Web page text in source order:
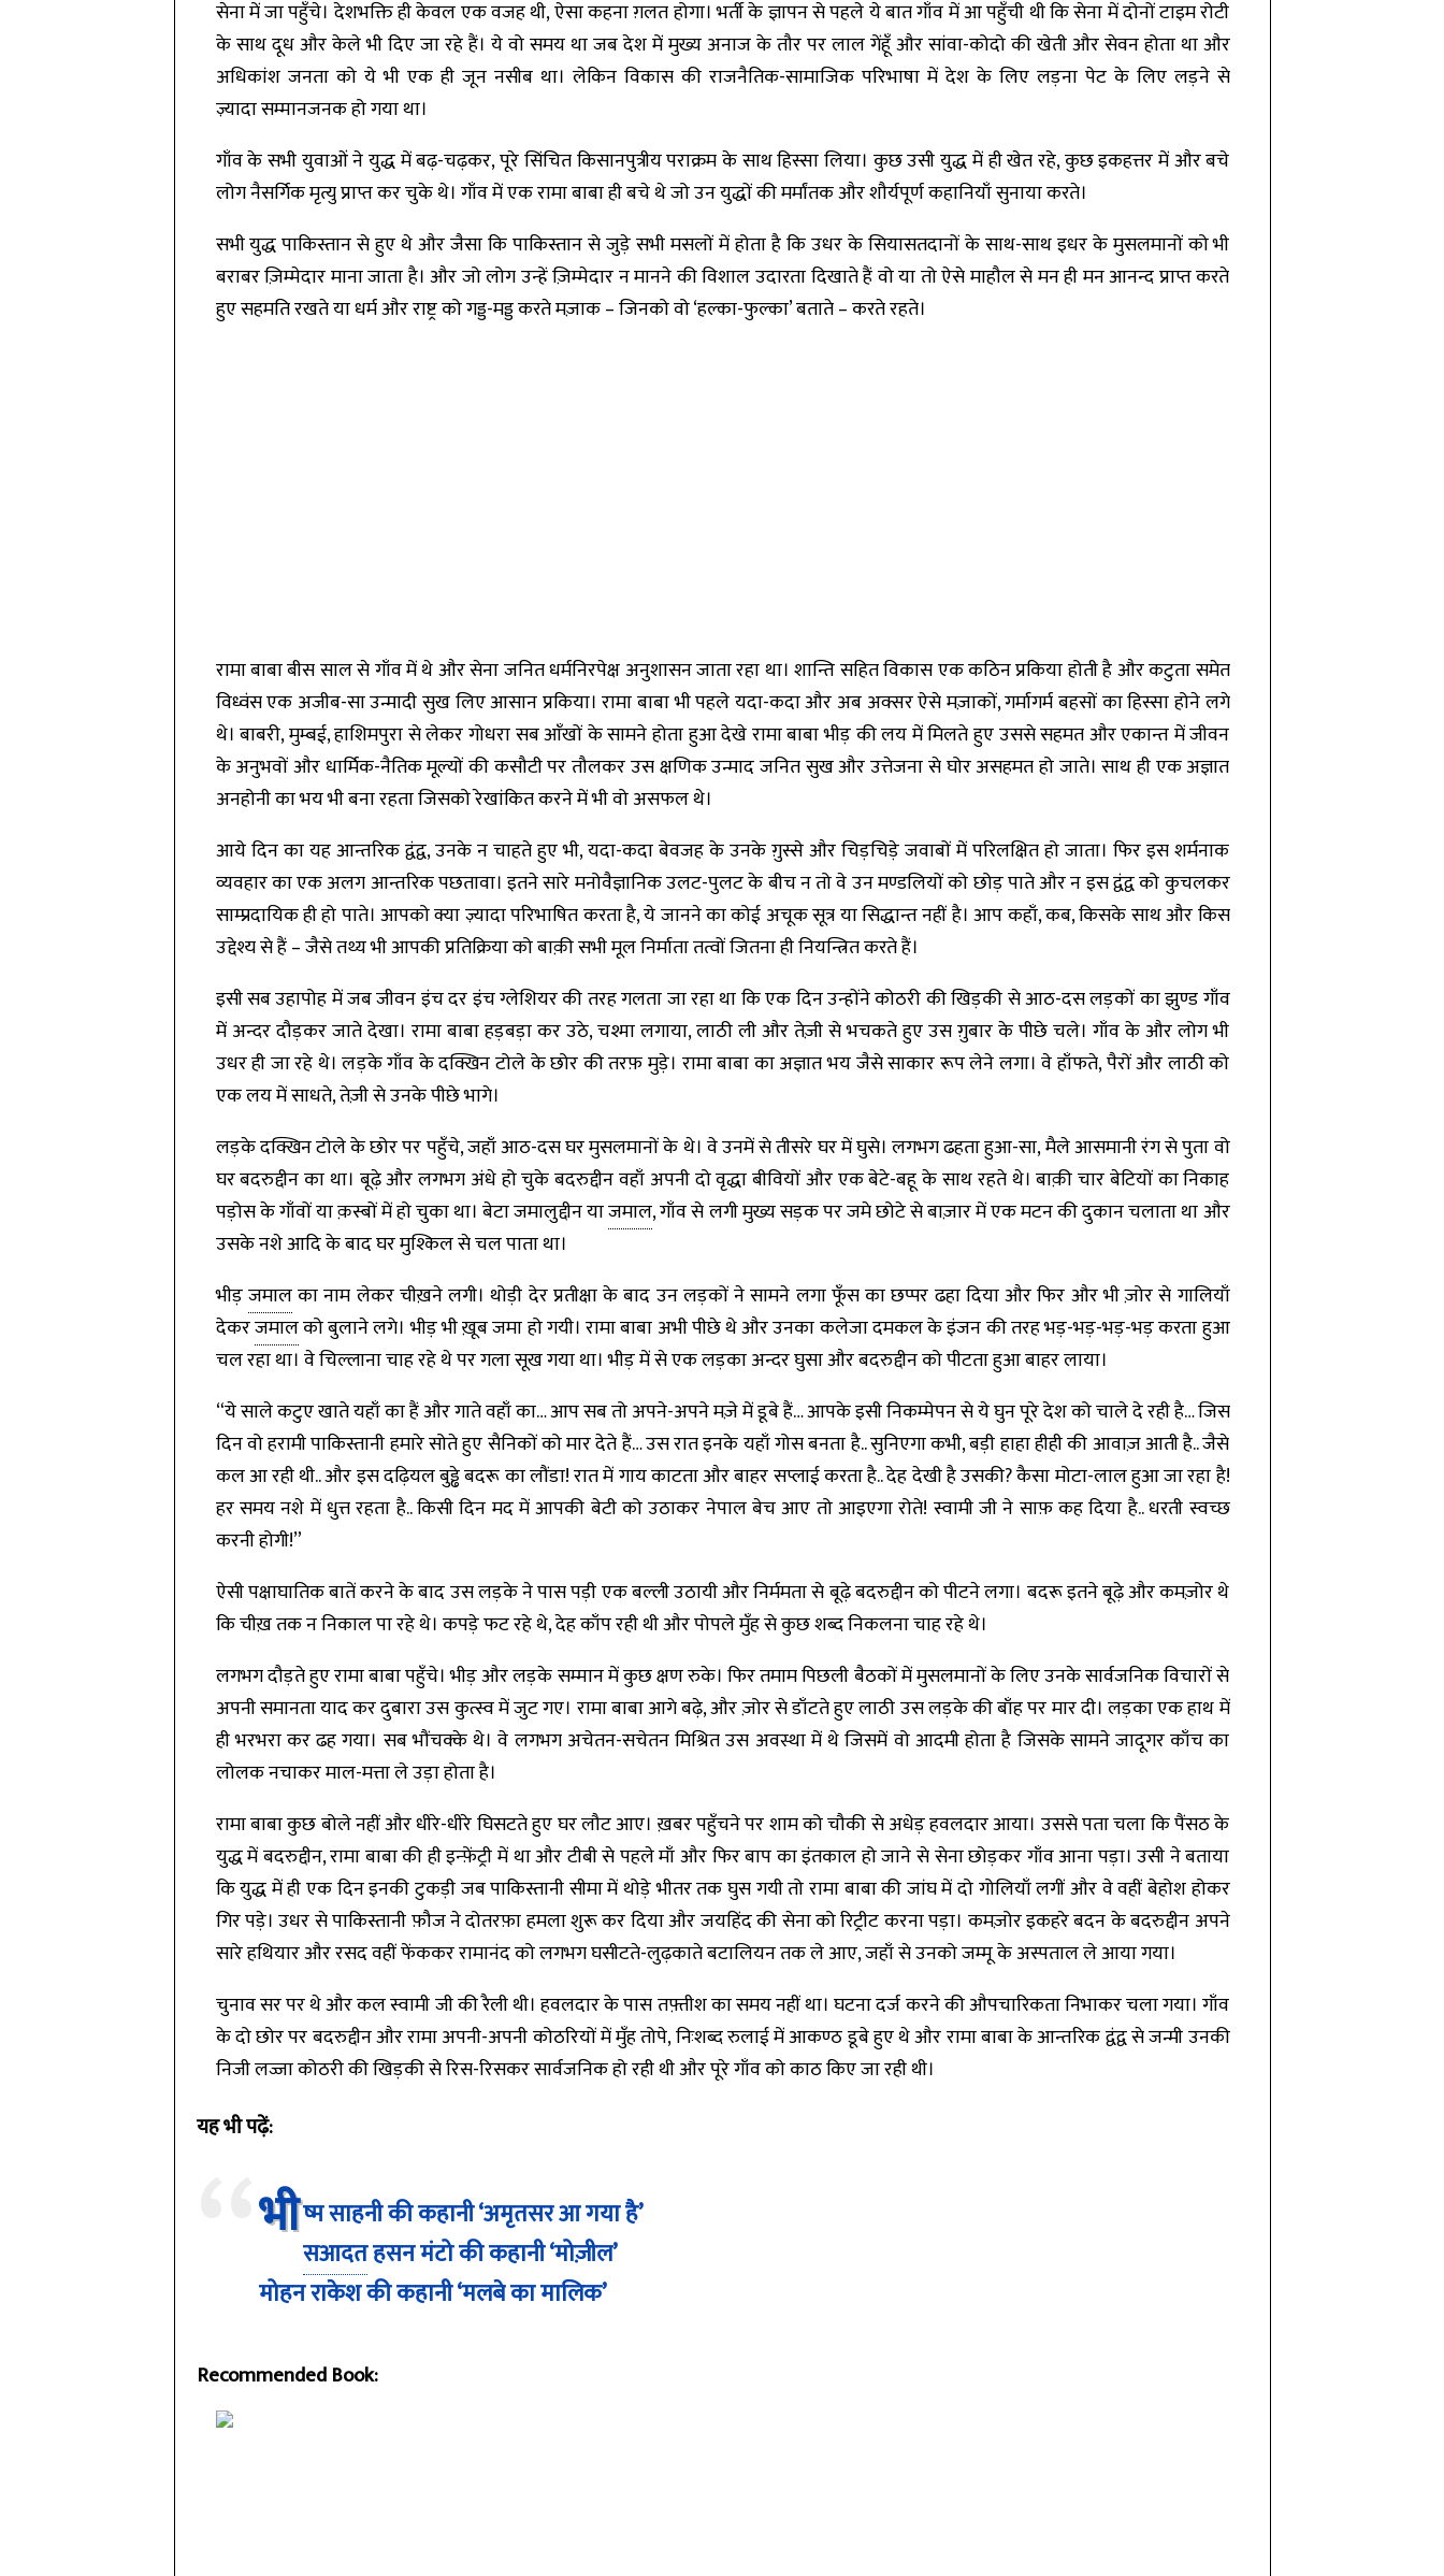
सेना में जा पहुँचे। देशभक्ति ही केवल एक वजह थी, ऐसा कहना ग़लत होगा। भर्ती के ज्ञापन से पहले ये बात गाँव में आ पहुँची थी कि सेना में दोनों टाइम रोटी
के साथ दूध और केले भी दिए जा रहे हैं। ये वो समय था जब देश में मुख्य अनाज के तौर पर लाल गेंहूँ और सांवा-कोदो की खेती और सेवन होता था और
अधिकांश जनता को ये भी एक ही जून नसीब था। लेकिन विकास की राजनैतिक-सामाजिक परिभाषा में देश के लिए लड़ना पेट के लिए लड़ने से
ज़्यादा सम्मानजनक हो गया था।
गाँव के सभी युवाओं ने युद्ध में बढ़-चढ़कर, पूरे सिंचित किसानपुत्रीय पराक्रम के साथ हिस्सा लिया। कुछ उसी युद्ध में ही खेत रहे, कुछ इकहत्तर में और बचे
लोग नैसर्गिक मृत्यु प्राप्त कर चुके थे। गाँव में एक रामा बाबा ही बचे थे जो उन युद्धों की मर्मांतक और शौर्यपूर्ण कहानियाँ सुनाया करते।
सभी युद्ध पाकिस्तान से हुए थे और जैसा कि पाकिस्तान से जुड़े सभी मसलों में होता है कि उधर के सियासतदानों के साथ-साथ इधर के मुसलमानों को भी
बराबर ज़िम्मेदार माना जाता है। और जो लोग उन्हें ज़िम्मेदार न मानने की विशाल उदारता दिखाते हैं वो या तो ऐसे माहौल से मन ही मन आनन्द प्राप्त करते
हुए सहमति रखते या धर्म और राष्ट्र को गड्ड-मड्ड करते मज़ाक – जिनको वो ‘हल्का-फुल्का’ बताते – करते रहते।
रामा बाबा बीस साल से गाँव में थे और सेना जनित धर्मनिरपेक्ष अनुशासन जाता रहा था। शान्ति सहित विकास एक कठिन प्रकिया होती है और कटुता समेत
विध्वंस एक अजीब-सा उन्मादी सुख लिए आसान प्रकिया। रामा बाबा भी पहले यदा-कदा और अब अक्सर ऐसे मज़ाकों, गर्मागर्म बहसों का हिस्सा होने लगे
थे। बाबरी, मुम्बई, हाशिमपुरा से लेकर गोधरा सब आँखों के सामने होता हुआ देखे रामा बाबा भीड़ की लय में मिलते हुए उससे सहमत और एकान्त में जीवन
के अनुभवों और धार्मिक-नैतिक मूल्यों की कसौटी पर तौलकर उस क्षणिक उन्माद जनित सुख और उत्तेजना से घोर असहमत हो जाते। साथ ही एक अज्ञात
अनहोनी का भय भी बना रहता जिसको रेखांकित करने में भी वो असफल थे।
आये दिन का यह आन्तरिक द्वंद्व, उनके न चाहते हुए भी, यदा-कदा बेवजह के उनके ग़ुस्से और चिड़चिड़े जवाबों में परिलक्षित हो जाता। फिर इस शर्मनाक
व्यवहार का एक अलग आन्तरिक पछतावा। इतने सारे मनोवैज्ञानिक उलट-पुलट के बीच न तो वे उन मण्डलियों को छोड़ पाते और न इस द्वंद्व को कुचलकर
साम्प्रदायिक ही हो पाते। आपको क्या ज़्यादा परिभाषित करता है, ये जानने का कोई अचूक सूत्र या सिद्धान्त नहीं है। आप कहाँ, कब, किसके साथ और किस
उद्देश्य से हैं – जैसे तथ्य भी आपकी प्रतिक्रिया को बाक़ी सभी मूल निर्माता तत्वों जितना ही नियन्त्रित करते हैं।
इसी सब उहापोह में जब जीवन इंच दर इंच ग्लेशियर की तरह गलता जा रहा था कि एक दिन उन्होंने कोठरी की खिड़की से आठ-दस लड़कों का झुण्ड गाँव
में अन्दर दौड़कर जाते देखा। रामा बाबा हड़बड़ा कर उठे, चश्मा लगाया, लाठी ली और तेज़ी से भचकते हुए उस ग़ुबार के पीछे चले। गाँव के और लोग भी
उधर ही जा रहे थे। लड़के गाँव के दक्खिन टोले के छोर की तरफ़ मुड़े। रामा बाबा का अज्ञात भय जैसे साकार रूप लेने लगा। वे हाँफते, पैरों और लाठी को
एक लय में साधते, तेज़ी से उनके पीछे भागे।
लड़के दक्खिन टोले के छोर पर पहुँचे, जहाँ आठ-दस घर मुसलमानों के थे। वे उनमें से तीसरे घर में घुसे। लगभग ढहता हुआ-सा, मैले आसमानी रंग से पुता वो
घर बदरुद्दीन का था। बूढ़े और लगभग अंधे हो चुके बदरुद्दीन वहाँ अपनी दो वृद्धा बीवियों और एक बेटे-बहू के साथ रहते थे। बाक़ी चार बेटियों का निकाह
पड़ोस के गाँवों या क़स्बों में हो चुका था। बेटा जमालुद्दीन याजमाल, गाँव से लगी मुख्य सड़क पर जमे छोटे से बाज़ार में एक मटन की दुकान चलाता था और
उसके नशे आदि के बाद घर मुश्किल से चल पाता था।
भीड़जमालका नाम लेकर चीख़ने लगी। थोड़ी देर प्रतीक्षा के बाद उन लड़कों ने सामने लगा फूँस का छप्पर ढहा दिया और फिर और भी ज़ोर से गालियाँ
देकरजमालको बुलाने लगे। भीड़ भी ख़ूब जमा हो गयी। रामा बाबा अभी पीछे थे और उनका कलेजा दमकल के इंजन की तरह भड़-भड़-भड़-भड़ करता हुआ
चल रहा था। वे चिल्लाना चाह रहे थे पर गला सूख गया था। भीड़ में से एक लड़का अन्दर घुसा और बदरुद्दीन को पीटता हुआ बाहर लाया।
“ये साले कटुए खाते यहाँ का हैं और गाते वहाँ का… आप सब तो अपने-अपने मज़े में डूबे हैं… आपके इसी निकम्मेपन से ये घुन पूरे देश को चाले दे रही है… जिस
दिन वो हरामी पाकिस्तानी हमारे सोते हुए सैनिकों को मार देते हैं… उस रात इनके यहाँ गोस बनता है.. सुनिएगा कभी, बड़ी हाहा हीही की आवाज़ आती है.. जैसे
कल आ रही थी.. और इस दढ़ियल बुड्ढे बदरू का लौंडा! रात में गाय काटता और बाहर सप्लाई करता है.. देह देखी है उसकी? कैसा मोटा-लाल हुआ जा रहा है!
हर समय नशे में धुत्त रहता है.. किसी दिन मद में आपकी बेटी को उठाकर नेपाल बेच आए तो आइएगा रोते! स्वामी जी ने साफ़ कह दिया है.. धरती स्वच्छ
करनी होगी!”
ऐसी पक्षाघातिक बातें करने के बाद उस लड़के ने पास पड़ी एक बल्ली उठायी और निर्ममता से बूढ़े बदरुद्दीन को पीटने लगा। बदरू इतने बूढ़े और कमज़ोर थे
कि चीख़ तक न निकाल पा रहे थे। कपड़े फट रहे थे, देह काँप रही थी और पोपले मुँह से कुछ शब्द निकलना चाह रहे थे।
लगभग दौड़ते हुए रामा बाबा पहुँचे। भीड़ और लड़के सम्मान में कुछ क्षण रुके। फिर तमाम पिछली बैठकों में मुसलमानों के लिए उनके सार्वजनिक विचारों से
अपनी समानता याद कर दुबारा उस कुत्स्व में जुट गए। रामा बाबा आगे बढ़े, और ज़ोर से डाँटते हुए लाठी उस लड़के की बाँह पर मार दी। लड़का एक हाथ में
ही भरभरा कर ढह गया। सब भौंचक्के थे। वे लगभग अचेतन-सचेतन मिश्रित उस अवस्था में थे जिसमें वो आदमी होता है जिसके सामने जादूगर काँच का
लोलक नचाकर माल-मत्ता ले उड़ा होता है।
रामा बाबा कुछ बोले नहीं और धीरे-धीरे घिसटते हुए घर लौट आए। ख़बर पहुँचने पर शाम को चौकी से अधेड़ हवलदार आया। उससे पता चला कि पैंसठ के
युद्ध में बदरुद्दीन, रामा बाबा की ही इन्फ़ेंट्री में था और टीबी से पहले माँ और फिर बाप का इंतकाल हो जाने से सेना छोड़कर गाँव आना पड़ा। उसी ने बताया
कि युद्ध में ही एक दिन इनकी टुकड़ी जब पाकिस्तानी सीमा में थोड़े भीतर तक घुस गयी तो रामा बाबा की जांघ में दो गोलियाँ लगीं और वे वहीं बेहोश होकर
गिर पड़े। उधर से पाकिस्तानी फ़ौज ने दोतरफ़ा हमला शुरू कर दिया और जयहिंद की सेना को रिट्रीट करना पड़ा। कमज़ोर इकहरे बदन के बदरुद्दीन अपने
सारे हथियार और रसद वहीं फेंककर रामानंद को लगभग घसीटते-लुढ़काते बटालियन तक ले आए, जहाँ से उनको जम्मू के अस्पताल ले आया गया।
चुनाव सर पर थे और कल स्वामी जी की रैली थी। हवलदार के पास तफ़्तीश का समय नहीं था। घटना दर्ज करने की औपचारिकता निभाकर चला गया। गाँव
के दो छोर पर बदरुद्दीन और रामा अपनी-अपनी कोठरियों में मुँह तोपे, निःशब्द रुलाई में आकण्ठ डूबे हुए थे और रामा बाबा के आन्तरिक द्वंद्व से जन्मी उनकी
निजी लज्जा कोठरी की खिड़की से रिस-रिसकर सार्वजनिक हो रही थी और पूरे गाँव को काठ किए जा रही थी।
यह भी पढ़ें:
भीष्म साहनी की कहानी ‘अमृतसर आ गया है’
सआदतहसन मंटो की कहानी ‘मोज़ील’
मोहन राकेश की कहानी ‘मलबे का मालिक’
Recommended Book: